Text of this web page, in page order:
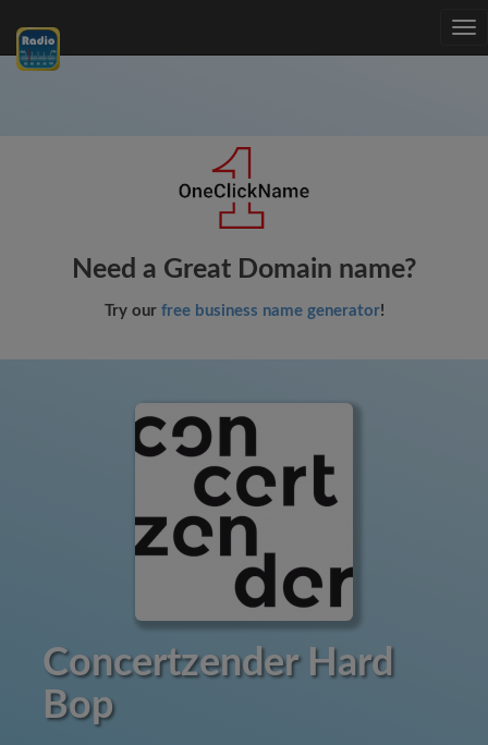
Need a Great Domain name?
Try our free business name generator!
Concertzender Hard
Bop